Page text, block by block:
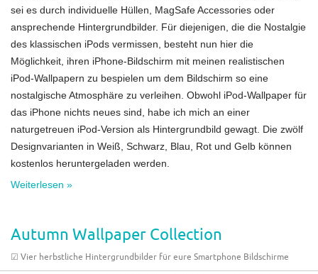
sei es durch individuelle Hüllen, MagSafe Accessories oder
ansprechende Hintergrundbilder. Für diejenigen, die die Nostalgie
des klassischen iPods vermissen, besteht nun hier die
Möglichkeit, ihren iPhone-Bildschirm mit meinen realistischen
iPod-Wallpapern zu bespielen um dem Bildschirm so eine
nostalgische Atmosphäre zu verleihen. Obwohl iPod-Wallpaper für
das iPhone nichts neues sind, habe ich mich an einer
naturgetreuen iPod-Version als Hintergrundbild gewagt. Die zwölf
Designvarianten in Weiß, Schwarz, Blau, Rot und Gelb können
kostenlos heruntergeladen werden.
Weiterlesen »
Autumn Wallpaper Collection
☑︎ Vier herbstliche Hintergrundbilder für eure Smartphone Bildschirme